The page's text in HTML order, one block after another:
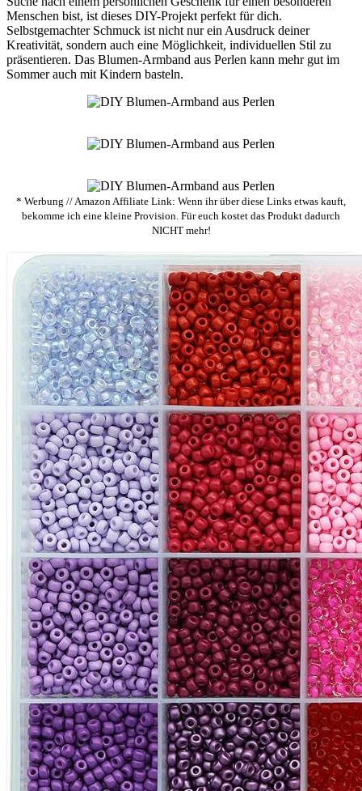
Menschen bist, ist dieses DIY-Projekt perfekt für dich.
Selbstgemachter Schmuck ist nicht nur ein Ausdruck deiner
Kreativität, sondern auch eine Möglichkeit, individuellen Stil zu
präsentieren. Das Blumen-Armband aus Perlen kann mehr gut im
Sommer auch mit Kindern basteln.
* Werbung // Amazon Affiliate Link: Wenn ihr über diese Links etwas kauft,
bekomme ich eine kleine Provision. Für euch kostet das Produkt dadurch
NICHT mehr!